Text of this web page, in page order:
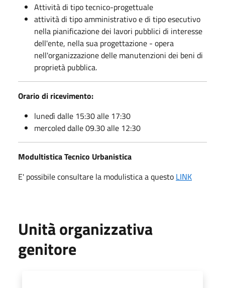
Attività di tipo tecnico-progettuale
attività di tipo amministrativo e di tipo esecutivo
nella pianificazione dei lavori pubblici di interesse
dell'ente, nella sua progettazione - opera
nell'organizzazione delle manutenzioni dei beni di
proprietà pubblica.
Orario di ricevimento:
lunedì dalle 15:30 alle 17:30
mercoled dalle 09.30 alle 12:30
Modultistica Tecnico Urbanistica
E' possibile consultare la modulistica a questo LINK
Unità organizzativa
genitore